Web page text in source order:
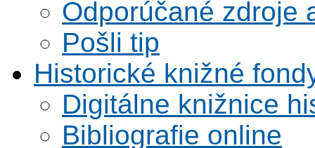
Odporúčané zdroje
Pošli tip
Historické knižné
Digitálne knižnice
Bibliografie online